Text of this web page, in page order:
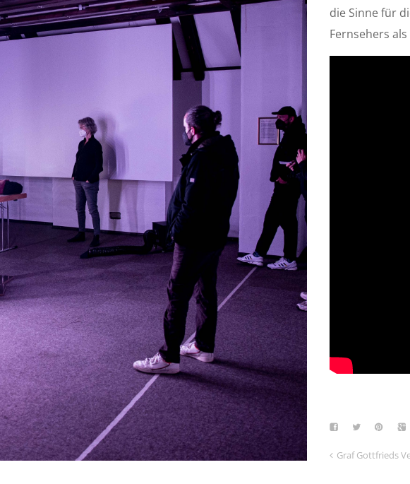
die Sinne für
Fernsehers
Graf Gottfrieds